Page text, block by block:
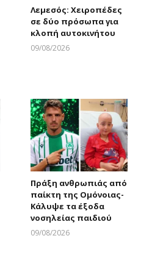
Λεμεσός: Χειροπέδες
σε δύο πρόσωπα για
κλοπή αυτοκινήτου
09/08/2026
Πράξη ανθρωπιάς από
παίκτη της Ομόνοιας-
Κάλυψε τα έξοδα
νοσηλείας παιδιού
09/08/2026